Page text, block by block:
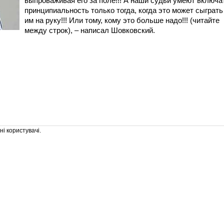
принципиальность только тогда, когда это может сыграть
им на руку!!! Или тому, кому это больше надо!!! (читайте
между строк), – написал Шовковский.
користувачі.